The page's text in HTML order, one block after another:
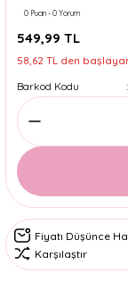
0 Puan - 0 Yorum
549,99 TL
58,62 TL den
Barkod Kodu
Fiyatı Düşünce
Karşılaştır